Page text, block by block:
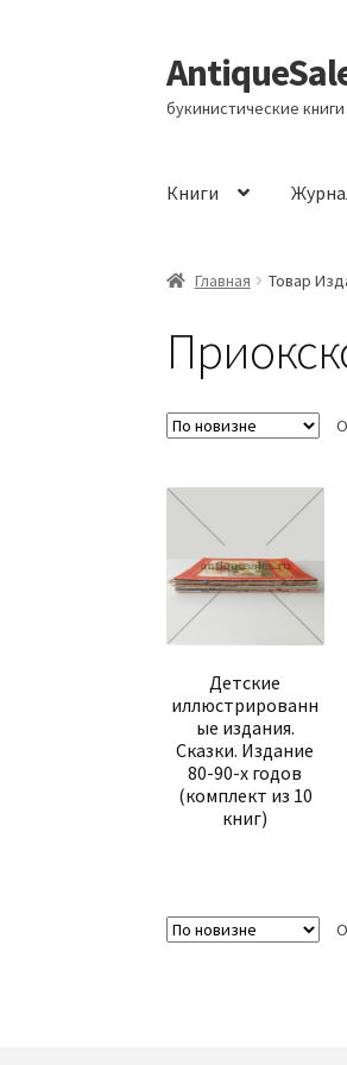
Перейти
к
навигации
Перейти
к
содержимому
букинистические
Книги
ГлавнаяГлавная Товар
Детские
иллюстрированн
ые издания.
Сказки. Издание
80-90-х годов
(комплект из 10
книг)